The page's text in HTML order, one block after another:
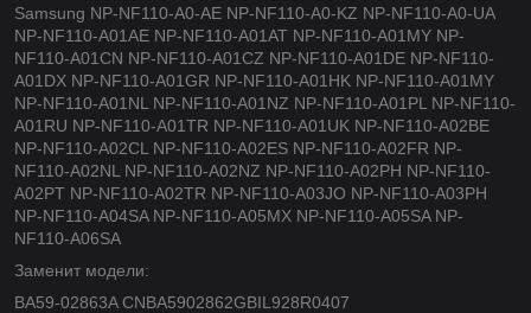
Samsung NP-NF110-A0-AE NP-NF110-A0-KZ NP-NF110-A0-UA
NP-NF110-A01AE NP-NF110-A01AT NP-NF110-A01MY NP-
NF110-A01CN NP-NF110-A01CZ NP-NF110-A01DE NP-NF110-
A01DX NP-NF110-A01GR NP-NF110-A01HK NP-NF110-A01MY
NP-NF110-A01NL NP-NF110-A01NZ NP-NF110-A01PL NP-NF110-
A01RU NP-NF110-A01TR NP-NF110-A01UK NP-NF110-A02BE
NP-NF110-A02CL NP-NF110-A02ES NP-NF110-A02FR NP-
NF110-A02NL NP-NF110-A02NZ NP-NF110-A02PH NP-NF110-
A02PT NP-NF110-A02TR NP-NF110-A03JO NP-NF110-A03PH
NP-NF110-A04SA NP-NF110-A05MX NP-NF110-A05SA NP-
NF110-A06SA
Заменит модели:
BA59-02863A CNBA5902862GBIL928R0407